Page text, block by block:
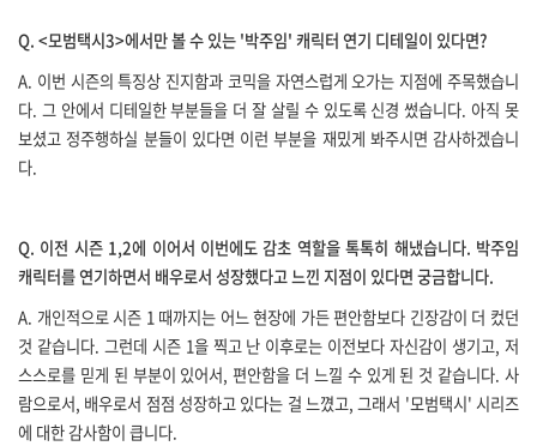
Q. <모범택시3>에서만 볼 수 있는 '박주임' 캐릭터 연기 디테일이 있다면?
A. 이번 시즌의 특징상 진지함과 코믹을 자연스럽게 오가는 지점에 주목했습니
다. 그 안에서 디테일한 부분들을 더 잘 살릴 수 있도록 신경 썼습니다. 아직 못
보셨고 정주행하실 분들이 있다면 이런 부분을 재밌게 봐주시면 감사하겠습니
다.
Q. 이전 시즌 1,2에 이어서 이번에도 감초 역할을 톡톡히 해냈습니다. 박주임
캐릭터를 연기하면서 배우로서 성장했다고 느낀 지점이 있다면 궁금합니다.
A. 개인적으로 시즌 1 때까지는 어느 현장에 가든 편안함보다 긴장감이 더 컸던
것 같습니다. 그런데 시즌 1을 찍고 난 이후로는 이전보다 자신감이 생기고,저
스스로를 믿게 된 부분이 있어서,편안함을 더 느낄 수 있게 된 것 같습니다.사
람으로서, 배우로서 점점 성장하고 있다는 걸 느꼈고,그래서 '모범택시' 시리즈
에 대한 감사함이 큽니다.